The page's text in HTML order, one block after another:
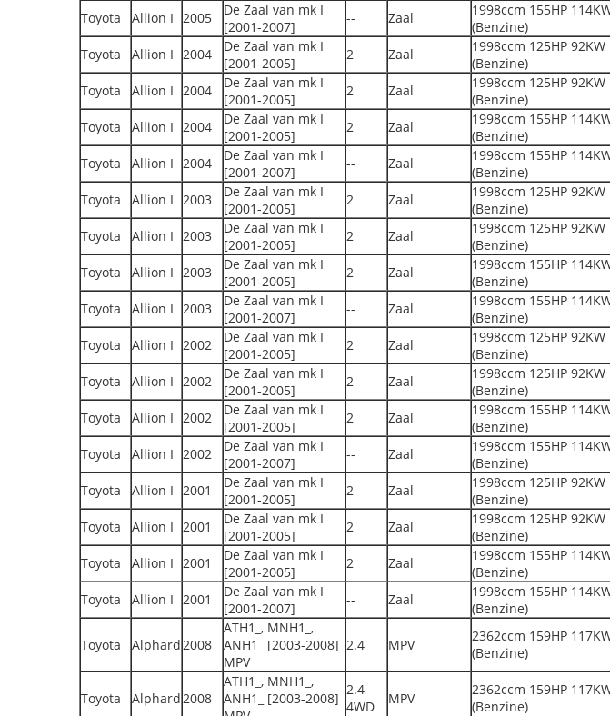
Toyota
Allion I 2005
De Zaal van mk I
[2001-2007]
-- Zaal
1998ccm 155HP
(Benzine)
Toyota
Allion I 2004
De Zaal van mk I
[2001-2005]
2 Zaal
1998ccm 125HP 92KW
(Benzine)
Toyota
Allion I 2004
De Zaal van mk I
[2001-2005]
2 Zaal
1998ccm 125HP 92KW
(Benzine)
Toyota
Allion I 2004
De Zaal van mk I
[2001-2005]
2 Zaal
1998ccm 155HP
(Benzine)
Toyota
Allion I 2004
De Zaal van mk I
[2001-2007]
-- Zaal
1998ccm 155HP
(Benzine)
Toyota
Allion I 2003
De Zaal van mk I
[2001-2005]
2 Zaal
1998ccm 125HP 92KW
(Benzine)
Toyota
Allion I 2003
De Zaal van mk I
[2001-2005]
2 Zaal
1998ccm 125HP 92KW
(Benzine)
Toyota
Allion I 2003
De Zaal van mk I
[2001-2005]
2 Zaal
1998ccm 155HP
(Benzine)
Toyota
Allion I 2003
De Zaal van mk I
[2001-2007]
-- Zaal
1998ccm 155HP
(Benzine)
Toyota
Allion I 2002
De Zaal van mk I
[2001-2005]
2 Zaal
1998ccm 125HP 92KW
(Benzine)
Toyota
Allion I 2002
De Zaal van mk I
[2001-2005]
2 Zaal
1998ccm 125HP 92KW
(Benzine)
Toyota
Allion I 2002
De Zaal van mk I
[2001-2005]
2 Zaal
1998ccm 155HP
(Benzine)
Toyota
Allion I 2002
De Zaal van mk I
[2001-2007]
-- Zaal
1998ccm 155HP
(Benzine)
Toyota
Allion I 2001
De Zaal van mk I
[2001-2005]
2 Zaal
1998ccm 125HP 92KW
(Benzine)
Toyota
Allion I 2001
De Zaal van mk I
[2001-2005]
2 Zaal
1998ccm 125HP 92KW
(Benzine)
Toyota
Allion I 2001
De Zaal van mk I
[2001-2005]
2 Zaal
1998ccm 155HP
(Benzine)
Toyota
Allion I 2001
De Zaal van mk I
[2001-2007]
-- Zaal
1998ccm 155HP
(Benzine)
Toyota Alphard2008
ATH1_, MNH1_,
ANH1_ [2003-2008]
MPV
2.4 MPV
2362ccm 159HP
(Benzine)
Toyota Alphard2008
ATH1_, MNH1_,
ANH1_ [2003-2008]
2.4
4WD
MPV
2362ccm 159HP
(Benzine)